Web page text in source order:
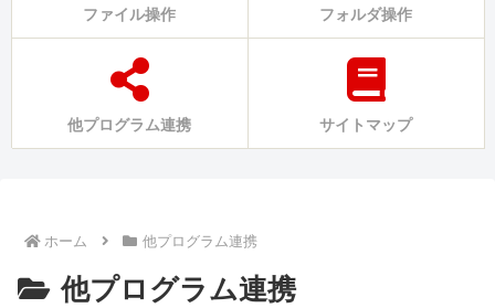
ファイル操作 フォルダ操作
他プログラム連携 サイトマップ
ホーム 他プログラム連携
他プログラム連携